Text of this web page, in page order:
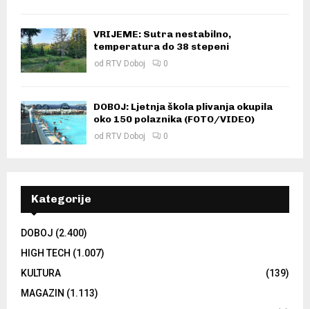
VRIJEME: Sutra nestabilno,
temperatura do 38 stepeni
od RTV Doboj 0
DOBOJ: Ljetnja škola plivanja okupila
oko 150 polaznika (FOTO/VIDEO)
od RTV Doboj 0
Kategorije
DOBOJ (2.400)
HIGH TECH (1.007)
KULTURA
(139)
MAGAZIN (1.113)